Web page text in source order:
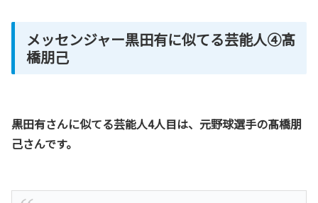
メッセンジャー黒田有に似てる芸能人④髙
橋朋己
黒田有さんに似てる芸能人4人目は、元野球選手の髙橋朋
己さんです。